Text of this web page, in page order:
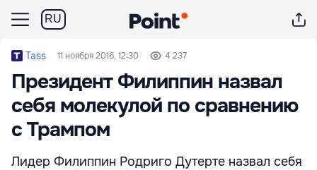
RU
Tass 11 ноября 2016, 12:30 4 237
Президент Филиппин назвал
себя молекулой по сравнению
с Трампом
Лидер Филиппин Родриго Дутерте назвал себя